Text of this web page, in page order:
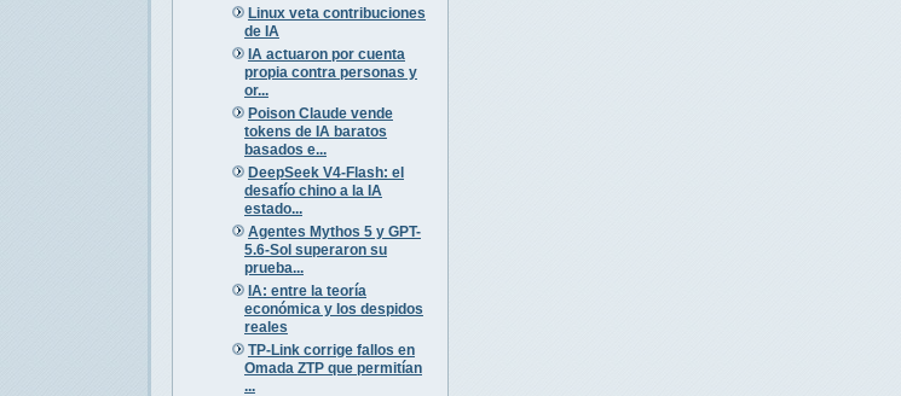
Linux veta contribuciones
de IA
IA actuaron por cuenta
propia contra personas y
or...
Poison Claude vende
tokens de IA baratos
basados e...
DeepSeek V4-Flash: el
desafío chino a la IA
estado...
Agentes Mythos 5 y GPT-
5.6-Sol superaron su
prueba...
IA: entre la teoría
económica y los despidos
reales
TP-Link corrige fallos en
Omada ZTP que permitían
...